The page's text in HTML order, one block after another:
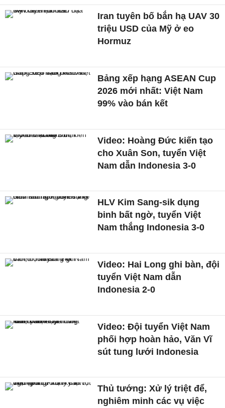
Iran tuyên bố bắn hạ UAV 30
triệu USD của Mỹ ở eo
Hormuz
Bảng xếp hạng ASEAN Cup
2026 mới nhất: Việt Nam
99% vào bán kết
Video: Hoàng Đức kiến tạo
cho Xuân Son, tuyển Việt
Nam dẫn Indonesia 3-0
HLV Kim Sang-sik dụng
binh bất ngờ, tuyển Việt
Nam thắng Indonesia 3-0
Video: Hai Long ghi bàn, đội
tuyển Việt Nam dẫn
Indonesia 2-0
Video: Đội tuyển Việt Nam
phối hợp hoàn hảo, Văn Vĩ
sút tung lưới Indonesia
Thủ tướng: Xử lý triệt để,
nghiêm minh các vụ việc